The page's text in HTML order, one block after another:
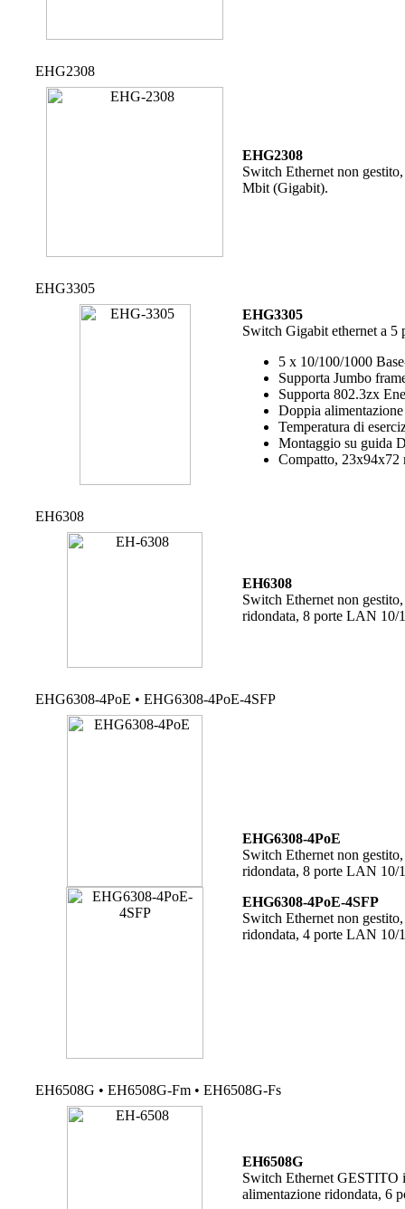
EHG2308
EHG2308
Switch Ethernet non
Mbit (Gigabit).
EHG3305
EHG3305
Switch Gigabit ethernet a 5
5 x 10/100/1000
Supporta Jumbo
Supporta 802.3zx
Doppia
Temperatura di
Montaggio su guida
Compatto, 23x94x72
EH6308
EH6308
Switch Ethernet non
ridondata, 8 porte LAN 10/
EHG6308-4PoE • EHG6308-4PoE-4SFP
EHG6308-4PoE
Switch Ethernet non
ridondata, 8 porte LAN 10/
EHG6308-4PoE-4SFP
Switch Ethernet non
ridondata, 4 porte LAN 10/
EH6508G • EH6508G-Fm • EH6508G-Fs
EH6508G
Switch Ethernet GESTITO
alimentazione ridondata, 6